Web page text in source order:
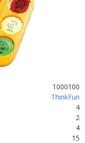
1000100
ThinkFun
4
2
4
15